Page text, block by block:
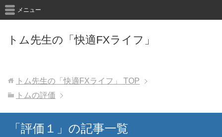
トム先生の「快適FXライフ」
メニュー
トム先生の「快適FXライフ」
TOP
トムの評価
「評価１」の記事一覧